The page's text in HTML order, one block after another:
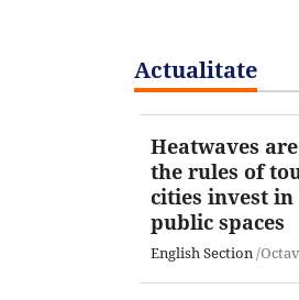
Actualitate
Heatwaves
the rules of
cities invest in
public spaces
English Section /